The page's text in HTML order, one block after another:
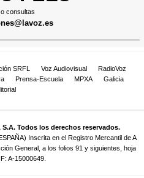
consultas
SRFL Voz Audiovisual
RadioVoz
Prensa-Escuela MPXA
Galicia
Todos los derechos reservados.
Inscrita en el Registro Mercantil de A
General, a los folios 91 y siguientes, hoja
A-15000649.